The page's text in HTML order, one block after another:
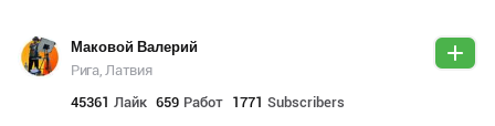
Маковой Валерий
Рига, Латвия
45361 Лайк 659 Работ 1771 Subscribers